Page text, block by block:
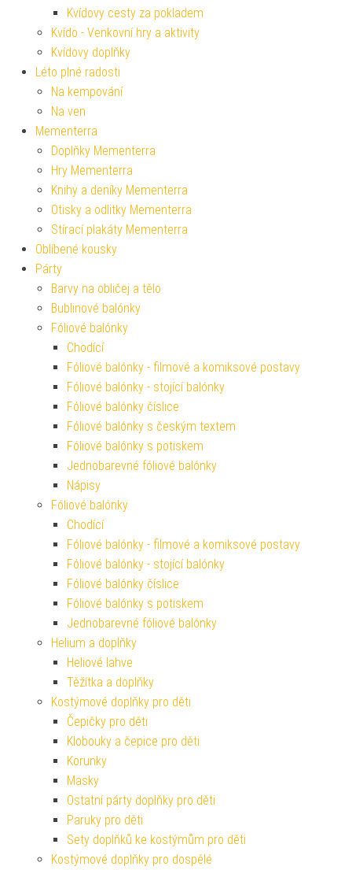
Kvídovy cesty za pokladem
Kvído - Venkovní hry a aktivity
Kvídovy doplňky
Léto plné radosti
Na kempování
Na ven
Mementerra
Doplňky Mementerra
Hry Mementerra
Knihy a deníky Mementerra
Otisky a odlitky Mementerra
Stírací plakáty Mementerra
Oblíbené kousky
Párty
Barvy na obličej a tělo
Bublinové balónky
Fóliové balónky
Chodící
Fóliové balónky - filmové a komiksové postavy
Fóliové balónky - stojící balónky
Fóliové balónky číslice
Fóliové balónky s českým textem
Fóliové balónky s potiskem
Jednobarevné fóliové balónky
Nápisy
Fóliové balónky
Chodící
Fóliové balónky - filmové a komiksové postavy
Fóliové balónky - stojící balónky
Fóliové balónky číslice
Fóliové balónky s potiskem
Jednobarevné fóliové balónky
Helium a doplňky
Heliové lahve
Těžítka a doplňky
Kostýmové doplňky pro děti
Čepičky pro děti
Klobouky a čepice pro děti
Korunky
Masky
Ostatní párty doplňky pro děti
Paruky pro děti
Sety doplňků ke kostýmům pro děti
Kostýmové doplňky pro dospělé